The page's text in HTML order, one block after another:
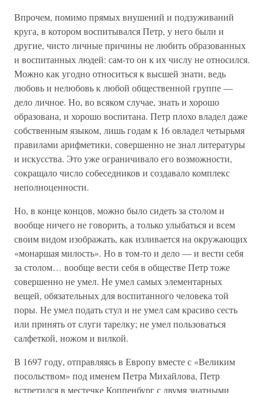
Впрочем, помимо прямых внушений и подзуживаний
круга, в котором воспитывался Петр, у него были и
другие, чисто личные причины не любить образованных
и воспитанных людей: сам-то он к их числу не относился.
Можно как угодно относиться к высшей знати, ведь
любовь и нелюбовь к любой общественной группе —
дело личное. Но, во всяком случае, знать и хорошо
образована, и хорошо воспитана. Петр плохо владел даже
собственным языком, лишь годам к 16 овладел четырьмя
правилами арифметики, совершенно не знал литературы
и искусства. Это уже ограничивало его возможности,
сокращало число собеседников и создавало комплекс
неполноценности.
Но, в конце концов, можно было сидеть за столом и
вообще ничего не говорить, а только улыбаться и всем
своим видом изображать, как изливается на окружающих
«монаршая милость». Но в том-то и дело — и вести себя
за столом… вообще вести себя в обществе Петр тоже
совершенно не умел. Не умел самых элементарных
вещей, обязательных для воспитанного человека той
поры. Не умел подать стул и не умел сам красиво сесть
или принять от слуги тарелку; не умел пользоваться
салфеткой, ножом и вилкой.
В 1697 году, отправляясь в Европу вместе с «Великим
посольством» под именем Петра Михайлова, Петр
встретился в местечке Коппенбург с двумя знатными